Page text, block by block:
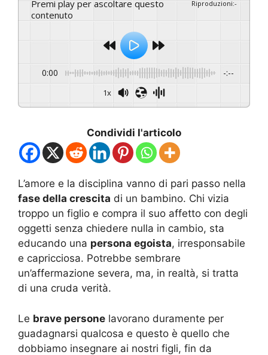
Premi play per ascoltare questo
contenuto
Riproduzioni:-
0:00 -:--
1x
Condividi l'articolo
L’amore e la disciplina vanno di pari passo nella
fase della crescita di un bambino. Chi vizia
troppo un figlio e compra il suo affetto con degli
oggetti senza chiedere nulla in cambio, sta
educando una persona egoista, irresponsabile
e capricciosa. Potrebbe sembrare
un’affermazione severa, ma, in realtà, si tratta
di una cruda verità.
Le brave persone lavorano duramente per
guadagnarsi qualcosa e questo è quello che
dobbiamo insegnare ai nostri figli, fin da